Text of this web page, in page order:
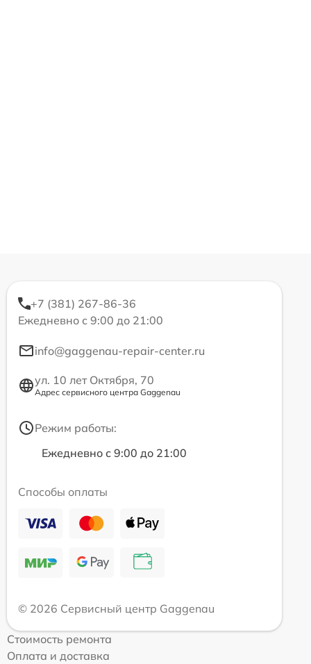
+7 (381) 267-86-36
Ежедневно с 9:00 до 21:00
info@gaggenau-repair-center.ru
ул. 10 лет Октября, 70
Адрес сервисного центра Gaggenau
Режим работы:
Ежедневно с 9:00 до 21:00
Способы оплаты
© 2026 Сервисный центр Gaggenau
Стоимость ремонта
Оплата и доставка